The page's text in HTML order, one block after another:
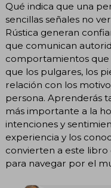
Qué indica que una
sencillas señales no
Rústica generan
que comunican
comportamientos que
que los pulgares, los
relación con los
persona. Aprenderás
más importante a la
intenciones y
experiencia y los
convierten a este
para navegar por el